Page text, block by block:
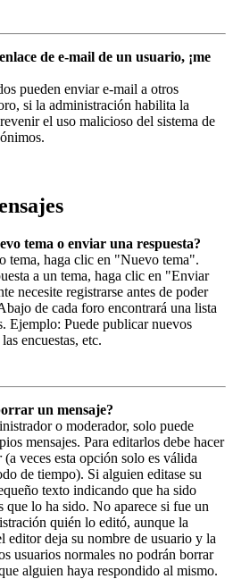
de e-mail de un usuario, ¡me
pueden enviar e-mail a otros
si la administración habilita la
el uso malicioso del sistema de
tema o enviar una respuesta?
tema, haga clic en "Nuevo tema".
a un tema, haga clic en "Enviar
necesite registrarse antes de poder
de cada foro encontrará una lista
Ejemplo: Puede publicar nuevos
encuestas, etc.
un mensaje?
o moderador, solo puede
mensajes. Para editarlos debe hacer
(a veces esta opción solo es válida
de tiempo). Si alguien editase su
texto indicando que ha sido
que lo ha sido. No aparece si fue un
quién lo editó, aunque la
editor deja su nombre de usuario y la
usuarios normales no podrán borrar
alguien haya respondido al mismo.